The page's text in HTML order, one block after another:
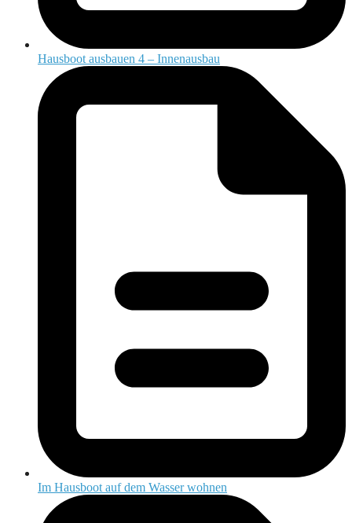
Hausboot ausbauen 4 – Innenausbau
Im Hausboot auf dem Wasser wohnen